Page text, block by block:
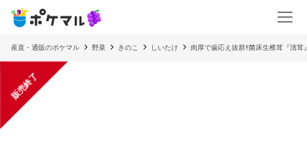
産直・通販のポケマル 野菜 きのこ しいたけ 肉厚で歯応え抜群‼菌床生椎茸『清
販売終了